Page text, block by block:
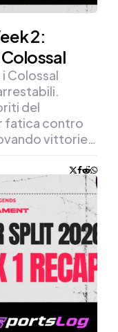
2:
Colossal
del
fatica contro
vittorie…